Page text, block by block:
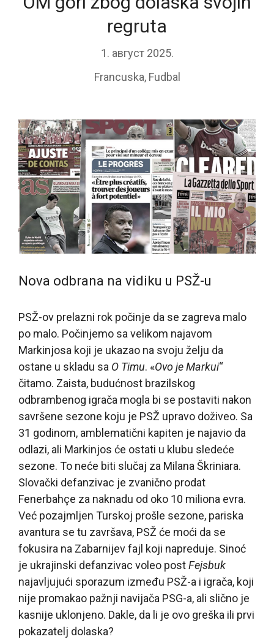
regruta
1. август 2025.
Francuska, Fudbal
Nova odbrana na vidiku u PSŽ-u
PSŽ-ov prelazni rok počinje da se zagreva malo
po malo. Počinjemo sa velikom najavom
Markinjosa koji je ukazao na svoju želju da
ostane u skladu sa O Timu. «Ovo je Markui“
čitamo. Zaista, budućnost brazilskog
odbrambenog igrača mogla bi se postaviti nakon
savršene sezone koju je PSŽ upravo doživeo. Sa
31 godinom, amblematični kapiten je najavio da
odlazi, ali Markinjos će ostati u klubu sledeće
sezone. To neće biti slučaj za Milana Škriniara.
Slovački defanzivac je zvanično prodat
Fenerbahçe za naknadu od oko 10 miliona evra.
Već pozajmljen Turskoj prošle sezone, pariska
avantura se tu završava, PSŽ će moći da se
fokusira na Zabarnijev fajl koji napreduje. Sinoć
je ukrajinski defanzivac voleo postFejsbuk
najavljujući sporazum između PSŽ-a i igrača, koji
nije promakao pažnji navijača PSG-a, ali slično je
kasnije uklonjeno. Dakle, da li je ovo greška ili prvi
pokazatelj dolaska?